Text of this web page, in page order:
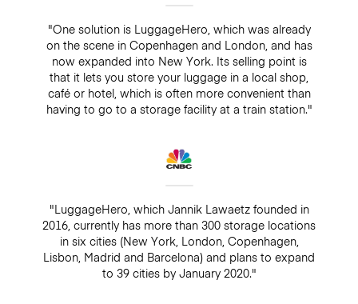
"One solution is LuggageHero, which was already
on the scene in Copenhagen and London, and has
now expanded into New York. Its selling point is
that it lets you store your luggage in a local shop,
café or hotel, which is often more convenient than
having to go to a storage facility at a train station."
"LuggageHero, which Jannik Lawaetz founded in
2016, currently has more than 300 storage locations
in six cities (New York, London, Copenhagen,
Lisbon, Madrid and Barcelona) and plans to expand
to 39 cities by January 2020."